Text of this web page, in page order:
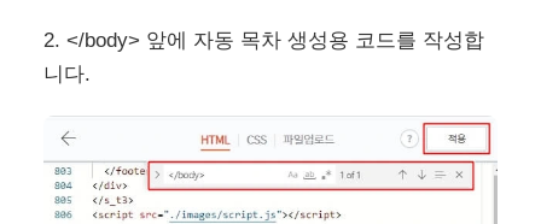
2. </body> 앞에 자동 목차 생성용 코드를 작성합
니다.